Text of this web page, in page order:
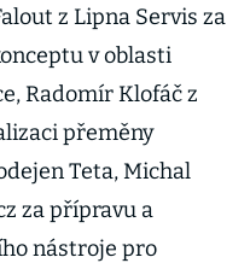
z Lipna Servis za
v oblasti
Radomír Klofáč z
přeměny
Teta, Michal
za přípravu a
nástroje pro